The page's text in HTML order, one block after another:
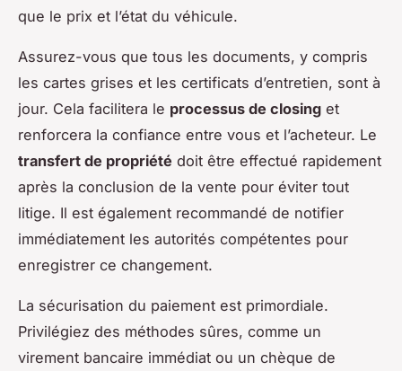
que le prix et l’état du véhicule.
Assurez-vous que tous les documents, y compris
les cartes grises et les certificats d’entretien, sont à
jour. Cela facilitera le processus de closing et
renforcera la confiance entre vous et l’acheteur. Le
transfert de propriété doit être effectué rapidement
après la conclusion de la vente pour éviter tout
litige. Il est également recommandé de notifier
immédiatement les autorités compétentes pour
enregistrer ce changement.
La sécurisation du paiement est primordiale.
Privilégiez des méthodes sûres, comme un
virement bancaire immédiat ou un chèque de